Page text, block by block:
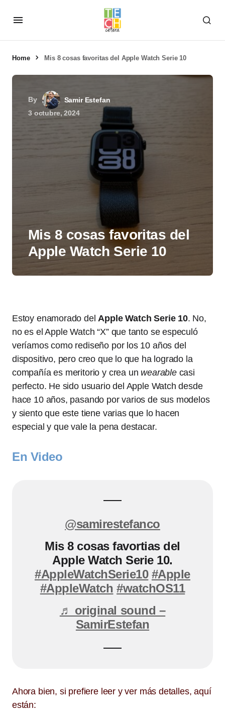
Home Mis 8 cosas favoritas del Apple Watch Serie 10
By
Samir Estefan
3 octubre, 2024
Mis 8 cosas favoritas del
Apple Watch Serie 10
Estoy enamorado delApple Watch Serie 10. No,
no es el Apple Watch “X” que tanto se especuló
veríamos como rediseño por los 10 años del
dispositivo, pero creo que lo que ha logrado la
compañía es meritorio y crea un wearablecasi
perfecto. He sido usuario del Apple Watch desde
hace 10 años, pasando por varios de sus modelos
y siento que este tiene varias que lo hacen
especial y que vale la pena destacar.
En Video
@samirestefanco
Mis 8 cosas favortias del
Apple Watch Serie 10.
#AppleWatchSerie10 #Apple
#AppleWatch #watchOS11
♬ original sound –
SamirEstefan
Ahora bien, si prefiere leer y ver más detalles, aquí
están: